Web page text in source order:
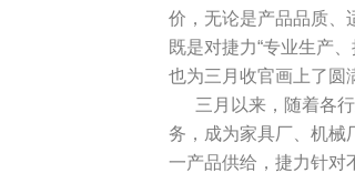
价，无论是产品品质、
既是对捷力“专业生产
也为三月收官画上了圆
三月以来，随着各行
务，成为家具厂、机械
一产品供给，捷力针对